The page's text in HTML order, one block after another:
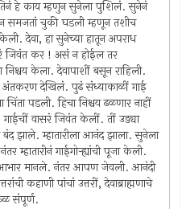
हे काय म्हणुन सुनेला पुशिलं. सुनेनं
समजतां चुकी घडली म्हणून तशीच
देवा, हा सुनेच्या हातून अपराध
जिवंत कर ! असं न होईल तर
केला. देवापाशीं बसून राहिली.
अंतकरण देखिलं. पुढं संध्याकाळीं गाई
पडली. हिचा निश्चय ढळणार नाहीं
वासरं जिवंत केलीं. तीं उड्या
बंद झाले. म्हातारीला आनंद झाला. सुनेला
म्हातारीनं गाईगोर्‍ह्यांची पूजा केली.
आभार मानले. नंतर आपण जेवली. आनंदी
कहाणी पांचां उत्तरीं, देवाब्राह्मणाचे
संपूर्ण.